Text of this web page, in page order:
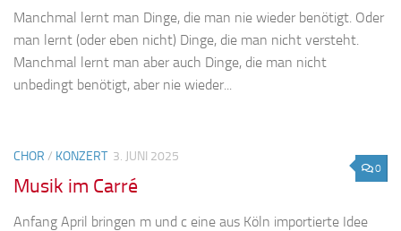
Manchmal lernt man Dinge, die man nie wieder benötigt. Oder
man lernt (oder eben nicht) Dinge, die man nicht versteht.
Manchmal lernt man aber auch Dinge, die man nicht
unbedingt benötigt, aber nie wieder...
0
CHOR / KONZERT 3. JUNI 2025
Musik im Carré
Anfang April bringen m und c eine aus Köln importierte Idee